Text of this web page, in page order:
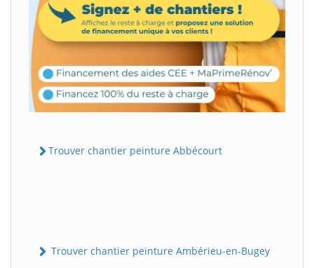
Trouver chantier peinture Abbécourt
Trouver chantier peinture Ambérieu-en-Bugey